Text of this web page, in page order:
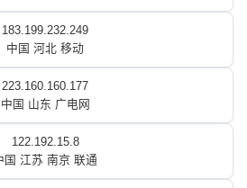
183.199.232.249
中国 河北 移动
223.160.160.177
中国 山东 广电网
122.192.15.8
国 江苏 南京 联通